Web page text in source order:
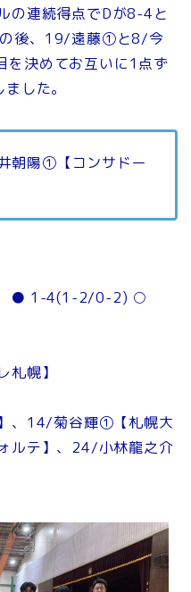
の連続得点でDが8-4と
の後、19/遠藤①と8/今
決めてお互いに1点ず
した。
朝陽①【コンサドー
● 1-4(1-2/0-2) ○
幌】
、14/菊谷輝①【札幌大
ルテ】、24/小林龍之介